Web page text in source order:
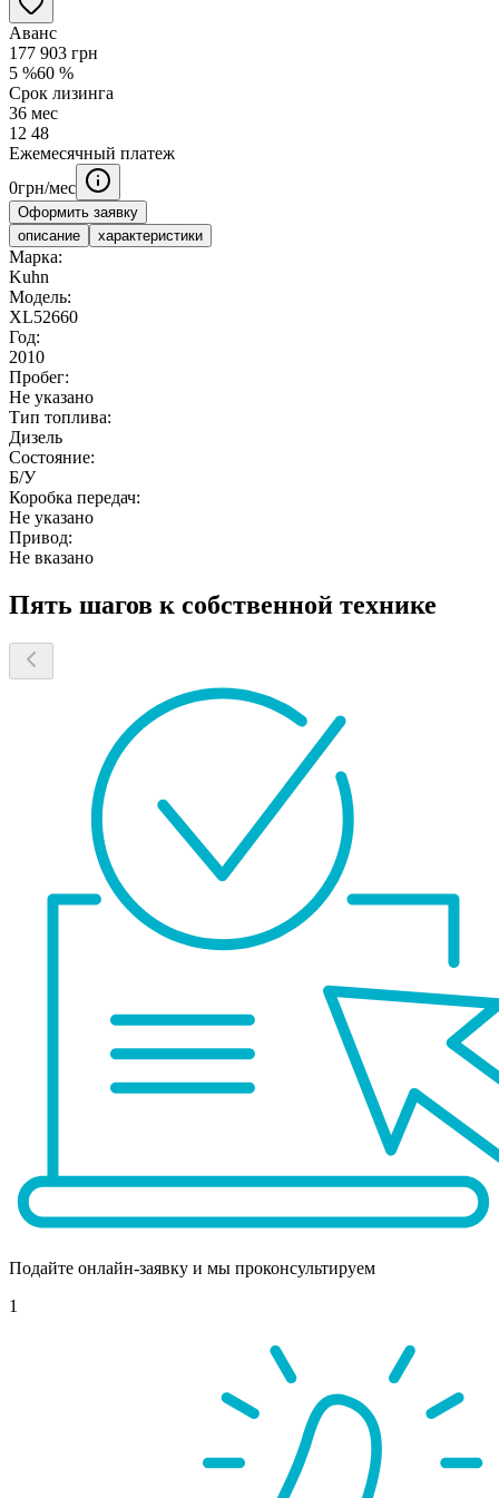
Аванс
177 903 грн
5 %60 %
Срок лизинга
36 мес
12 48
Ежемесячный платеж
0грн/мес
Оформить заявку
описание
характеристики
Марка:
Kuhn
Модель:
XL52660
Год:
2010
Пробег:
Не указано
Тип топлива:
Дизель
Состояние:
Б/У
Коробка передач:
Не указано
Привод:
Не вказано
Пять шагов к собственной технике
Подайте онлайн-заявку и мы проконсультируем
1